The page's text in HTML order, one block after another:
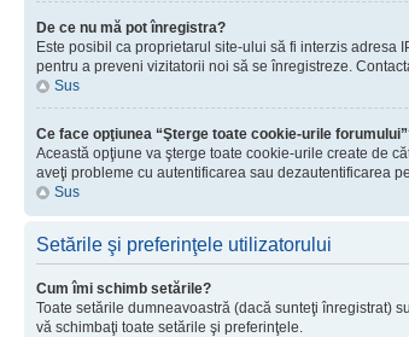
De ce nu mă pot înregistra?
Este posibil ca proprietarul site-ului să fi interzis adresa
pentru a preveni vizitatorii noi să se înregistreze.
Sus
Ce face opţiunea “Şterge toate cookie-urile
Această opţiune va şterge toate cookie-urile create de
aveţi probleme cu autentificarea sau dezautentificarea
Sus
Setările şi preferinţele utilizatorului
Cum îmi schimb setările?
Toate setările dumneavoastră (dacă sunteţi înregistrat)
vă schimbaţi toate setările şi preferinţele.